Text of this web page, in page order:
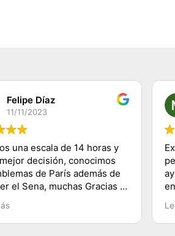
Felipe Díaz
11/11/2023
una escala de 14 horas y
decisión, conocimos
de París además de
el Sena, muchas Gracias a
a su equipo y 100%
saludos desde